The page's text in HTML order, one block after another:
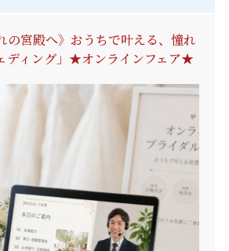
の宮殿へ》おうちで叶える、憧れ
ディング」★オンラインフェア★